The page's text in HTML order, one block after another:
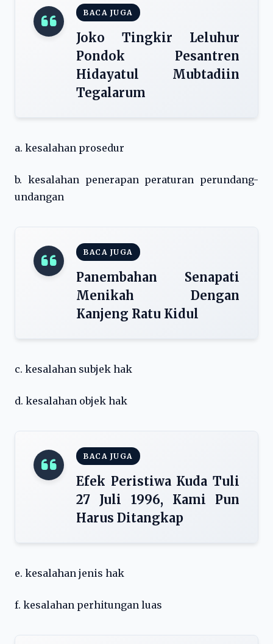
BACA JUGA
Joko Tingkir Leluhur
Pondok Pesantren
Hidayatul Mubtadiin
Tegalarum
a. kesalahan prosedur
b. kesalahan penerapan peraturan perundang-
undangan
BACA JUGA
Panembahan Senapati
Menikah Dengan
Kanjeng Ratu Kidul
c. kesalahan subjek hak
d. kesalahan objek hak
BACA JUGA
Efek Peristiwa Kuda Tuli
27 Juli 1996, Kami Pun
Harus Ditangkap
e. kesalahan jenis hak
f. kesalahan perhitungan luas